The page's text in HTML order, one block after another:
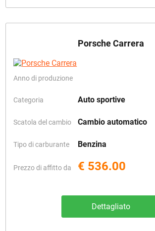
Porsche Carrera
Anno di produzione
Categoria Auto sportive
Scatola del cambio Cambio automatico
Tipo di carburante Benzina
Prezzo di affitto da € 536.00
Dettagliato